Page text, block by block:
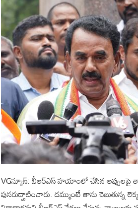
VGన్యూస్: బీఆర్ఎస్ హయాంలో చేసిన అప్పులపై
పునరుద్ఘాటించారు. దమ్ముంటే తాను చెబుతున్న